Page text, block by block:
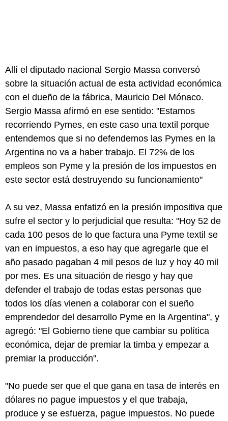
Allí el diputado nacional Sergio Massa conversó
sobre la situación actual de esta actividad económica
con el dueño de la fábrica, Mauricio Del Mónaco.
Sergio Massa afirmó en ese sentido: "Estamos
recorriendo Pymes, en este caso una textil porque
entendemos que si no defendemos las Pymes en la
Argentina no va a haber trabajo. El 72% de los
empleos son Pyme y la presión de los impuestos en
este sector está destruyendo su funcionamiento"
A su vez, Massa enfatizó en la presión impositiva que
sufre el sector y lo perjudicial que resulta: "Hoy 52 de
cada 100 pesos de lo que factura una Pyme textil se
van en impuestos, a eso hay que agregarle que el
año pasado pagaban 4 mil pesos de luz y hoy 40 mil
por mes. Es una situación de riesgo y hay que
defender el trabajo de todas estas personas que
todos los días vienen a colaborar con el sueño
emprendedor del desarrollo Pyme en la Argentina", y
agregó: "El Gobierno tiene que cambiar su política
económica, dejar de premiar la timba y empezar a
premiar la producción".
"No puede ser que el que gana en tasa de interés en
dólares no pague impuestos y el que trabaja,
produce y se esfuerza, pague impuestos. No puede